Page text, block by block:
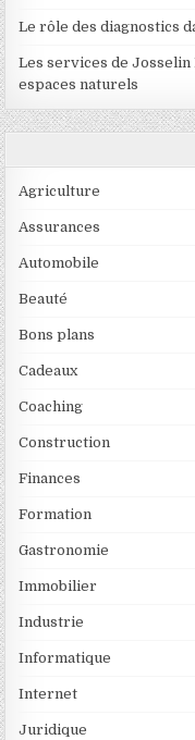
Le rôle des diagnostics
Les services de
espaces naturels
Agriculture
Assurances
Automobile
Beauté
Bons plans
Cadeaux
Coaching
Construction
Finances
Formation
Gastronomie
Immobilier
Industrie
Informatique
Internet
Juridique